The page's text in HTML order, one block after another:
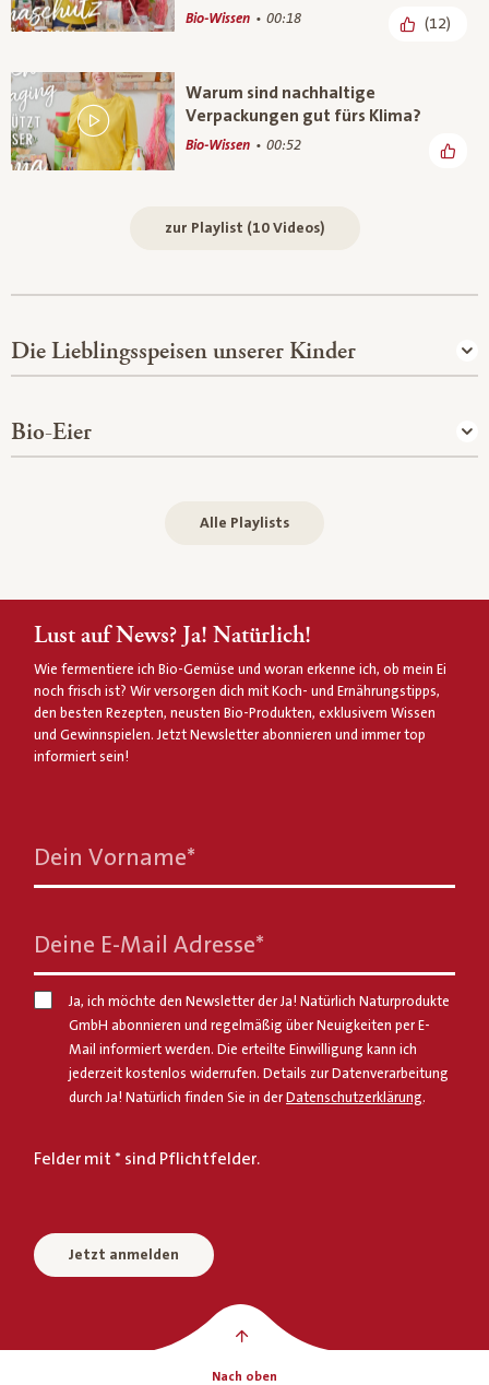
Bio-Wissen 00:18 (12)
Warum sind nachhaltige
Verpackungen gut fürs Klima?
Bio-Wissen 00:52
zur Playlist (10 Videos)
Die Lieblingsspeisen unserer Kinder
Bio-Eier
Alle Playlists
Lust auf News? Ja! Natürlich!
Wie fermentiere ich Bio-Gemüse und woran erkenne ich, ob mein Ei
noch frisch ist? Wir versorgen dich mit Koch- und Ernährungstipps,
den besten Rezepten, neusten Bio-Produkten, exklusivem Wissen
und Gewinnspielen. Jetzt Newsletter abonnieren und immer top
informiert sein!
Dein Vorname*
Deine E-Mail Adresse*
Ja, ich möchte den Newsletter der Ja! Natürlich Naturprodukte
GmbH abonnieren und regelmäßig über Neuigkeiten per E-
Mail informiert werden. Die erteilte Einwilligung kann ich
jederzeit kostenlos widerrufen. Details zur Datenverarbeitung
durch Ja! Natürlich finden Sie in derDatenschutzerklärung.
Felder mit * sind Pflichtfelder.
Jetzt anmelden
Nach oben